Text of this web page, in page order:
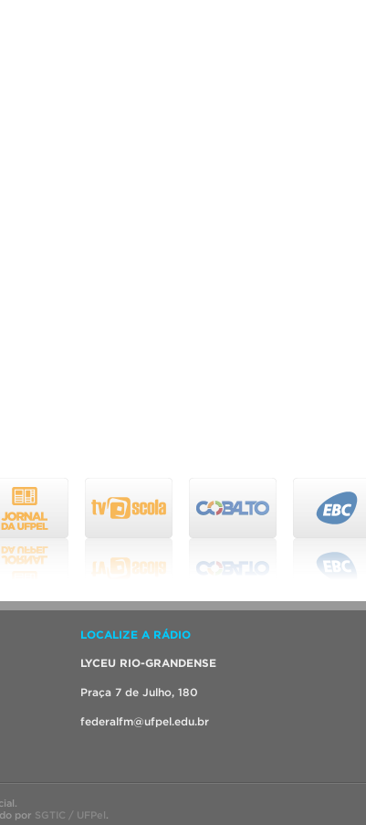
LOCALIZE A RÁDIO
LYCEU RIO-GRANDENSE
Praça 7 de Julho, 180
federalfm@ufpel.edu.br
por SGTIC / UFPel .